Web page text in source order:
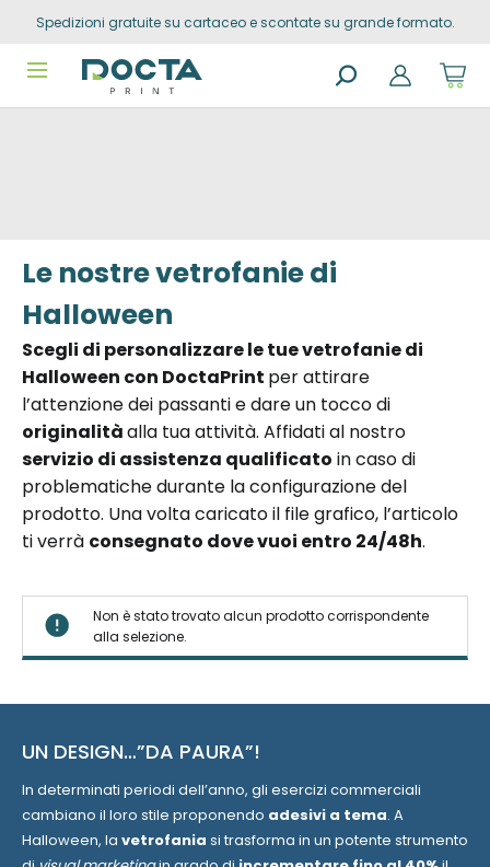
Skip to
Spedizioni gratuite su cartaceo e scontate su grande formato.
Le nostre vetrofanie di
Halloween
Scegli di personalizzare le tue vetrofanie di
Halloween con DoctaPrint per attirare
l’attenzione dei passanti e dare un tocco di
originalitàalla tua attività. Affidati al nostro
servizio di assistenza qualificato in caso di
problematiche durante la configurazione del
prodotto. Una volta caricato il file grafico, l’articolo
ti verrà consegnato dove vuoi entro 24/48h.
Non è stato trovato alcun prodotto corrispondente
alla selezione.
UN DESIGN…”DA PAURA”!
In determinati periodi dell’anno, gli esercizi commerciali
cambiano il loro stile proponendo adesivi a tema. A
Halloween, la vetrofania si trasforma in un potente strumento